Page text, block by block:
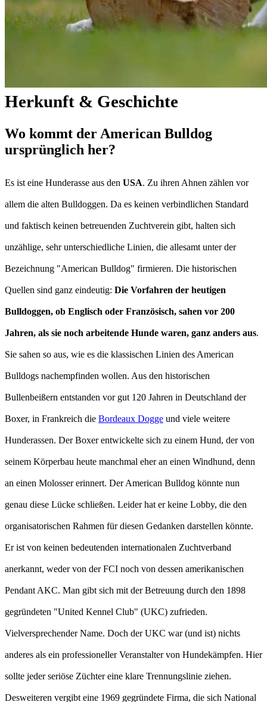
Herkunft & Geschichte
Wo kommt der American Bulldog
ursprünglich her?
Es ist eine Hunderasse aus den USA. Zu ihren Ahnen zählen vor
allem die alten Bulldoggen. Da es keinen verbindlichen Standard
und faktisch keinen betreuenden Zuchtverein gibt, halten sich
unzählige, sehr unterschiedliche Linien, die allesamt unter der
Bezeichnung "American Bulldog" firmieren. Die historischen
Quellen sind ganz eindeutig: Die Vorfahren der heutigen
Bulldoggen, ob Englisch oder Französisch, sahen vor 200
Jahren, als sie noch arbeitende Hunde waren, ganz anders aus.
Sie sahen so aus, wie es die klassischen Linien des American
Bulldogs nachempfinden wollen. Aus den historischen
Bullenbeißern entstanden vor gut 120 Jahren in Deutschland der
Boxer, in Frankreich die Bordeaux Dogge und viele weitere
Hunderassen. Der Boxer entwickelte sich zu einem Hund, der von
seinem Körperbau heute manchmal eher an einen Windhund, denn
an einen Molosser erinnert. Der American Bulldog könnte nun
genau diese Lücke schließen. Leider hat er keine Lobby, die den
organisatorischen Rahmen für diesen Gedanken darstellen könnte.
Er ist von keinen bedeutenden internationalen Zuchtverband
anerkannt, weder von der FCI noch von dessen amerikanischen
Pendant AKC. Man gibt sich mit der Betreuung durch den 1898
gegründeten "United Kennel Club" (UKC) zufrieden.
Vielversprechender Name. Doch der UKC war (und ist) nichts
anderes als ein professioneller Veranstalter von Hundekämpfen. Hier
sollte jeder seriöse Züchter eine klare Trennungslinie ziehen.
Desweiteren vergibt eine 1969 gegründete Firma, die sich National